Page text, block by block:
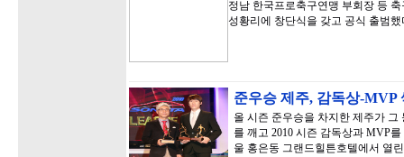
정남 한국프로축구연맹 부회장 등
성황리에 창단식을 갖고 공식 출범
준우승 제주, 감독상-MVP
올 시즌 준우승을 차지한 제주가
를 깨고 2010 시즌 감독상과 MVP
울 홍은동 그랜드힐튼호텔에서 열